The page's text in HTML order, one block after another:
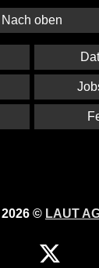
Nach oben
2026 © LAUT